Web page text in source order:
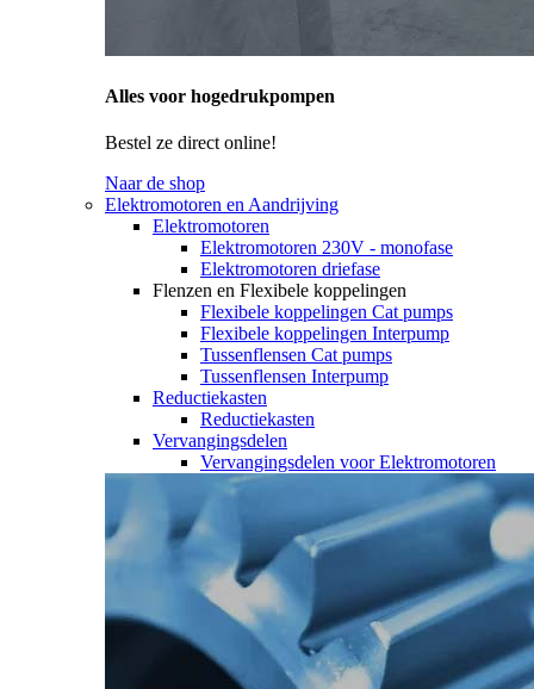
Alles voor hogedrukpompen
Bestel ze direct online!
Naar de shop
Elektromotoren en Aandrijving
Elektromotoren
Elektromotoren 230V - monofase
Elektromotoren driefase
Flenzen en Flexibele koppelingen
Flexibele koppelingen Cat pumps
Flexibele koppelingen Interpump
Tussenflensen Cat pumps
Tussenflensen Interpump
Reductiekasten
Reductiekasten
Vervangingsdelen
Vervangingsdelen voor Elektromotoren